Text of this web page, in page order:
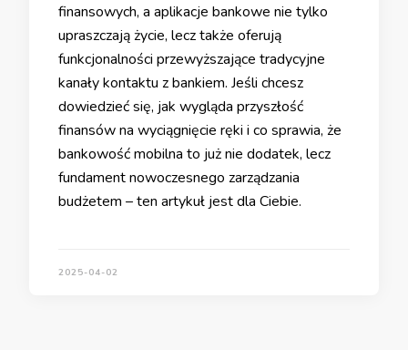
finansowych, a aplikacje bankowe nie tylko
upraszczają życie, lecz także oferują
funkcjonalności przewyższające tradycyjne
kanały kontaktu z bankiem. Jeśli chcesz
dowiedzieć się, jak wygląda przyszłość
finansów na wyciągnięcie ręki i co sprawia, że
bankowość mobilna to już nie dodatek, lecz
fundament nowoczesnego zarządzania
budżetem – ten artykuł jest dla Ciebie.
2025-04-02